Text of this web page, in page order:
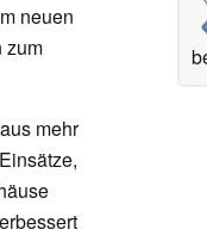
neuen
zum
mehr